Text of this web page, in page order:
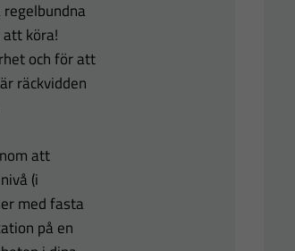
köra!
och för att
räckvidden
att
(i
med fasta
på en